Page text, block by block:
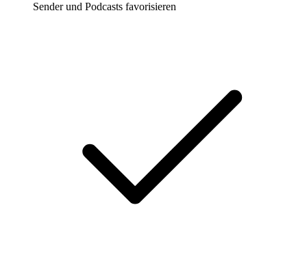
Sender und Podcasts favorisieren